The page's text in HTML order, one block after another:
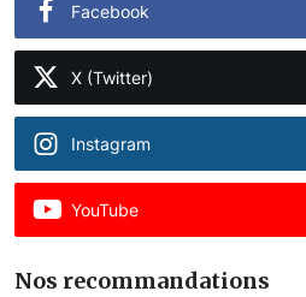
Facebook
X (Twitter)
Instagram
YouTube
Nos recommandations